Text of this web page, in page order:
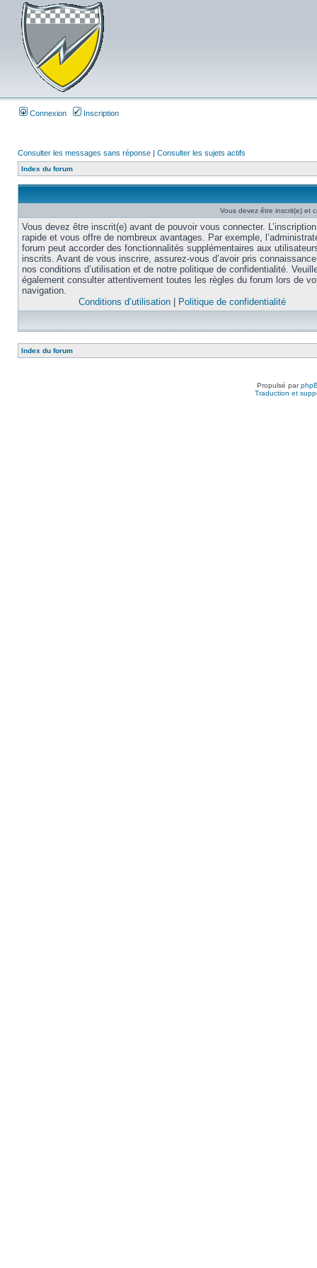
Connexion Inscription
Consulter les messages sans réponse | Consulter les sujets actifs
Index du forum
Vous devez être inscrit(e) et
Vous devez être inscrit(e) avant de pouvoir vous connecter.
rapide et vous offre de nombreux avantages. Par exemple,
forum peut accorder des fonctionnalités supplémentaires aux
inscrits. Avant de vous inscrire, assurez-vous d’avoir pris
nos conditions d’utilisation et de notre politique de confidentialité.
également consulter attentivement toutes les règles du forum lors de
navigation.
Conditions d’utilisation
Politique de confidentialité
Index du forum
Propulsé par
Traduction et